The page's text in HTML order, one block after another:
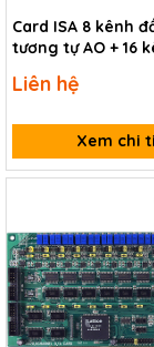
Card ISA 8 kênh
tương tự AO + 16
628/S CR
Liên hệ
Xem chi